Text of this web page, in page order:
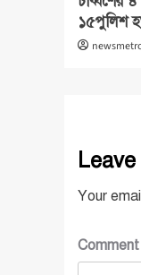
১৫পুলিশ
Your
Comment